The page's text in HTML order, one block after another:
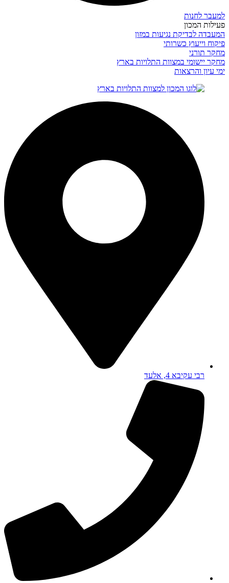
למעבר לחנות
פעילות המכון
המעבדה לבדיקת נגיעות במזון
פיקוח וייעוץ כשרותי
מחקר תורני
מחקר יישומי במצוות התלויות בארץ
ימי עיון והרצאות
רבי עקיבא 4, אלעד